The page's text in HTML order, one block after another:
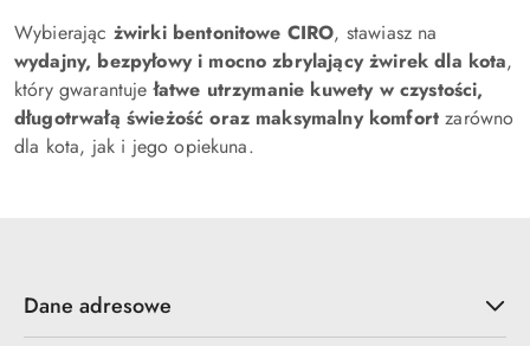
Wybierając żwirki bentonitowe CIRO, stawiasz na
wydajny, bezpyłowy i mocno zbrylający żwirek dla kota,
który gwarantujełatwe utrzymanie kuwety w czystości,
długotrwałą świeżość oraz maksymalny komfort zarówno
dla kota, jak i jego opiekuna.
Dane adresowe